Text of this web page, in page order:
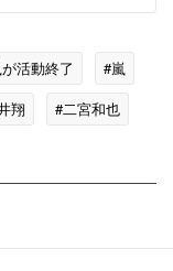
活動終了
#嵐
翔 #二宮和也